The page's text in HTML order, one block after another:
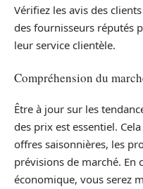
Vérifiez les avis des
des fournisseurs réputés
leur service clientèle.
Compréhension du
Être à jour sur les
des prix est essentiel.
offres saisonnières, les
prévisions de marché. En
économique, vous serez